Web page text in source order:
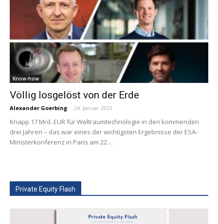
Know-how
Völlig losgelöst von der Erde
Alexander Goerbing - 24. Januar 2023
Knapp 17 Mrd. EUR für Weltraumtechnologie in den kommenden
drei Jahren – das war eines der wichtigsten Ergebnisse der ESA-
Ministerkonferenz in Paris am 22....
Private Equity Flash